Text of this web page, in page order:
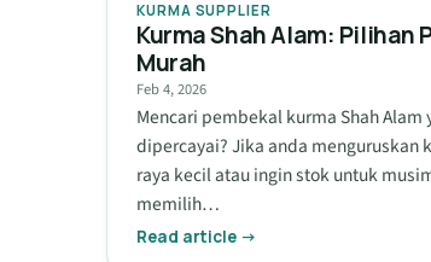
KURMA SUPPLIER
Kurma Shah Alam: Pilihan
Murah
Feb 4, 2026
Mencari pembekal kurma Shah Alam
dipercayai? Jika anda menguruskan
raya kecil atau ingin stok untuk
memilih…
Read article →